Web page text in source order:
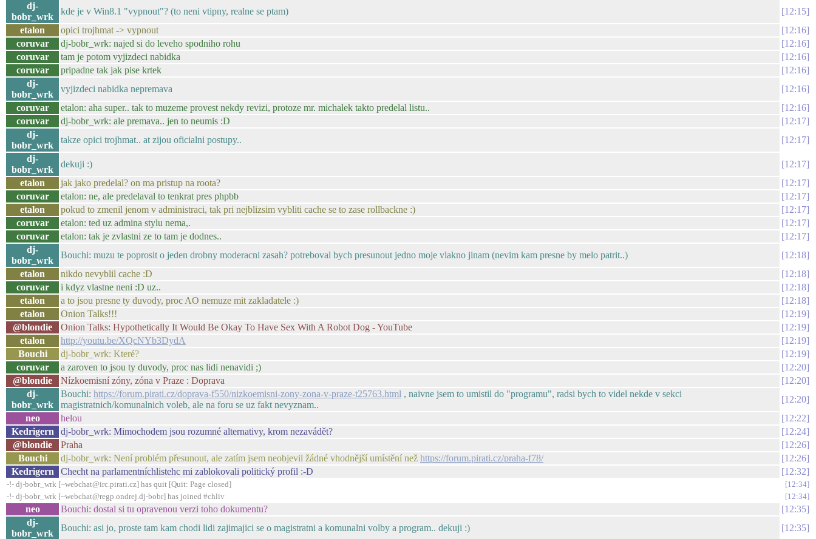
dj-
bobr_wrk
kde je v Win8.1 "vypnout"? (to neni vtipny, realne se ptam)
12:15
etalon
opici trojhmat -> vypnout
12:16
coruvar
dj-bobr_wrk: najed si do leveho spodniho rohu
12:16
coruvar
tam je potom vyjizdeci nabidka
12:16
coruvar
pripadne tak jak pise krtek
12:16
dj-
bobr_wrk
vyjizdeci nabidka nepremava
12:16
coruvar
etalon: aha super.. tak to muzeme provest nekdy revizi, protoze mr. michalek takto predelal listu..
12:16
coruvar
dj-bobr_wrk: ale premava.. jen to neumis :D
12:17
dj-
bobr_wrk
takze opici trojhmat.. at zijou oficialni postupy..
12:17
dj-
bobr_wrk
dekuji :)
12:17
etalon
jak jako predelal? on ma pristup na roota?
12:17
coruvar
etalon: ne, ale predelaval to tenkrat pres phpbb
12:17
etalon
pokud to zmenil jenom v administraci, tak pri nejblizsim vybliti cache se to zase rollbackne :)
12:17
coruvar
etalon: ted uz admina stylu nema,.
12:17
coruvar
etalon: tak je zvlastni ze to tam je dodnes..
12:17
dj-
bobr_wrk
Bouchi: muzu te poprosit o jeden drobny moderacni zasah? potreboval bych presunout jedno moje vlakno jinam (nevim kam presne by melo patrit..)
12:18
etalon
nikdo nevyblil cache :D
12:18
coruvar
i kdyz vlastne neni :D uz..
12:18
etalon
a to jsou presne ty duvody, proc AO nemuze mit zakladatele :)
12:18
etalon
Onion Talks!!!
12:19
@blondie
Onion Talks: Hypothetically It Would Be Okay To Have Sex With A Robot Dog - YouTube
12:19
etalon
http://youtu.be/XQcNYb3DydA
12:19
Bouchi
dj-bobr_wrk: Které?
12:19
coruvar
a zaroven to jsou ty duvody, proc nas lidi nenavidi ;)
12:20
@blondie
Nízkoemisní zóny, zóna v Praze : Doprava
12:20
dj-
bobr_wrk
Bouchi: https://forum.pirati.cz/doprava-f550/nizkoemisni-zony-zona-v-praze-t25763.html , naivne jsem to umistil do "programu", radsi bych to videl nekde v sekci
magistratnich/komunalnich voleb, ale na foru se uz fakt nevyznam..
12:20
neo
helou
12:22
Kedrigern
dj-bobr_wrk: Mimochodem jsou rozumné alternativy, krom nezavádět?
12:24
@blondie
Praha
12:26
Bouchi
dj-bobr_wrk: Není problém přesunout, ale zatím jsem neobjevil žádné vhodnější umístění než https://forum.pirati.cz/praha-f78/
12:26
Kedrigern
Checht na parlamentníchlistehc mi zablokovali politický profil :-D 12:32
-!- dj-bobr_wrk [~webchat@irc.pirati.cz] has quit [Quit: Page closed]
12:34
-!- dj-bobr_wrk [~webchat@regp.ondrej.dj-bobr] has joined #chliv
12:34
neo Bouchi: dostal si tu opravenou verzi toho dokumentu?
12:35
dj-
bobr_wrk
Bouchi: asi jo, proste tam kam chodi lidi zajimajici se o magistratni a komunalni volby a program.. dekuji :)
12:35